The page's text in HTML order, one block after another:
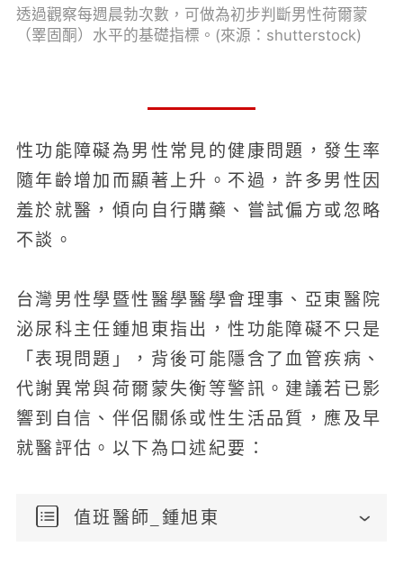
透過觀察每週晨勃次數，可做為初步判斷男性荷爾蒙
（睪固酮）水平的基礎指標。(來源：shutterstock)
性功能障礙為男性常見的健康問題，發生率
隨年齡增加而顯著上升。不過，許多男性因
羞於就醫，傾向自行購藥、嘗試偏方或忽略
不談。
台灣男性學暨性醫學醫學會理事、亞東醫院
泌尿科主任鍾旭東指出，性功能障礙不只是
「表現問題」，背後可能隱含了血管疾病、
代謝異常與荷爾蒙失衡等警訊。建議若已影
響到自信、伴侶關係或性生活品質，應及早
就醫評估。以下為口述紀要：
值班醫師_鍾旭東